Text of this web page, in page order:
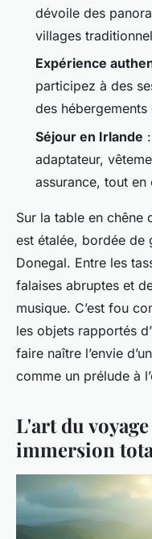
dévoile des
villages
Expérience
participez à des
des
Séjour en Irlande
adaptateur,
assurance, tout en
Sur la table en chêne
est étalée, bordée de
Donegal. Entre les
falaises abruptes et
musique. C’est fou
les objets rapportés
faire naître l’envie
comme un prélude à
L'art du
immersion